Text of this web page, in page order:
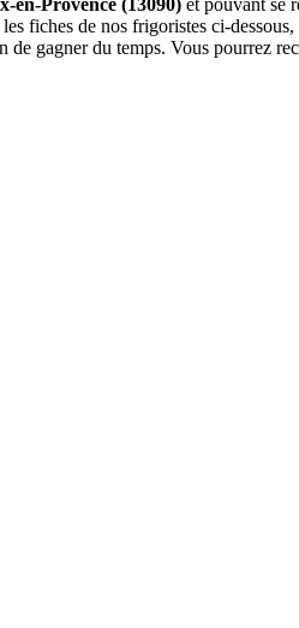
fiches de nos frigoristes ci-
gagner du temps. Vous pourrez